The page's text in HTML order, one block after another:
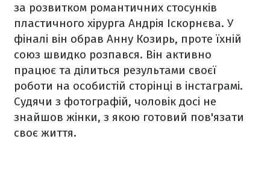
за розвитком романтичних стосунків
пластичного хірурга Андрія Іскорнєва. У
фіналі він обрав Анну Козирь, проте їхній
союз швидко розпався. Він активно
працює та ділиться результами своєї
роботи на особистій сторінці в інстаграмі.
Судячи з фотографій, чоловік досі не
знайшов жінки, з якою готовий пов'язати
своє життя.